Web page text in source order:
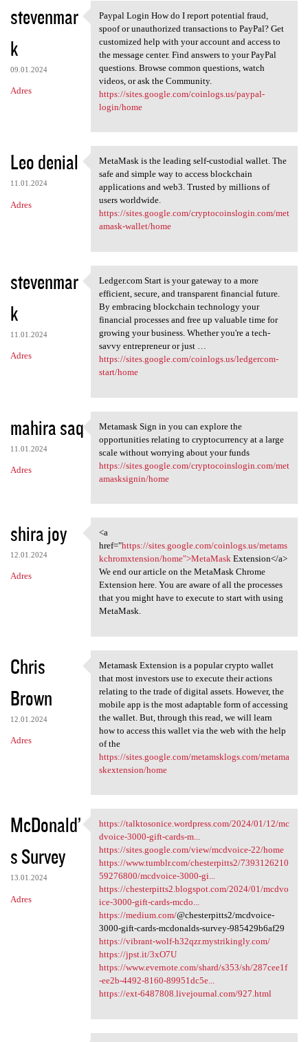
stevenmar
k
09.01.2024
Adres
Paypal Login How do I report
Paypal Login How do I report potential fraud,
spoof or unauthorized transactions to PayPal? Get
customized help with your account and access to
the message center. Find answers to your PayPal
questions. Browse common questions, watch
videos, or ask the Community.
https://sites.google.com/coinlogs.us/paypal-
login/home
Leo denial
11.01.2024
Adres
MetaMask is the leading self
MetaMask is the leading self-custodial wallet. The
safe and simple way to access blockchain
applications and web3. Trusted by millions of
users worldwide.
https://sites.google.com/cryptocoinslogin.com/met
amask-wallet/home
stevenmar
k
11.01.2024
Adres
Ledger.com Start is your
Ledger.com Start is your gateway to a more
efficient, secure, and transparent financial future.
By embracing blockchain technology your
financial processes and free up valuable time for
growing your business. Whether you're a tech-
savvy entrepreneur or just …
https://sites.google.com/coinlogs.us/ledgercom-
start/home
mahira saq
11.01.2024
Adres
Metamask Sign in you can
Metamask Sign in you can explore the
opportunities relating to cryptocurrency at a large
scale without worrying about your funds
https://sites.google.com/cryptocoinslogin.com/met
amasksignin/home
shira joy
12.01.2024
Adres
<a href="https://sites.google
<a
href="https://sites.google.com/coinlogs.us/metams
kchromxtension/home">MetaMaskExtension</a>
We end our article on the MetaMask Chrome
Extension here. You are aware of all the processes
that you might have to execute to start with using
MetaMask.
Chris
Brown
12.01.2024
Adres
Metamask Extension is a
Metamask Extension is a popular crypto wallet
that most investors use to execute their actions
relating to the trade of digital assets. However, the
mobile app is the most adaptable form of accessing
the wallet. But, through this read, we will learn
how to access this wallet via the web with the help
of the
https://sites.google.com/metamsklogs.com/metama
skextension/home
McDonald’
s Survey
13.01.2024
Adres
https://talktosonice
https://talktosonice.wordpress.com/2024/01/12/mc
dvoice-3000-gift-cards-m...
https://sites.google.com/view/mcdvoice-22/home
https://www.tumblr.com/chesterpitts2/7393126210
59276800/mcdvoice-3000-gi...
https://chesterpitts2.blogspot.com/2024/01/mcdvo
ice-3000-gift-cards-mcdo...
https://medium.com/@chesterpitts2/mcdvoice-
3000-gift-cards-mcdonalds-survey-985429b6af29
https://vibrant-wolf-h32qzr.mystrikingly.com/
https://jpst.it/3xO7U
https://www.evernote.com/shard/s353/sh/287cee1f
-ee2b-4492-8160-89951dc5e...
https://ext-6487808.livejournal.com/927.html